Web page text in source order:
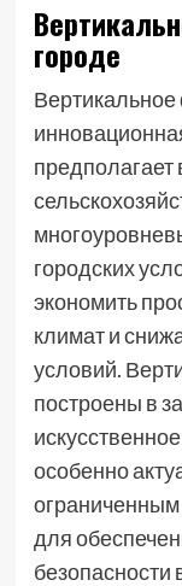
городе
городских
экономить
климат и
условий.
построены в
особенно
ограниченным
для
безопасности